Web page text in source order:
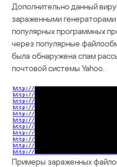
Дополнительно данный
зараженными
популярных программных
через популярные
была обнаружена спам
почтовой системы Yahoo.
Примеры зараженных